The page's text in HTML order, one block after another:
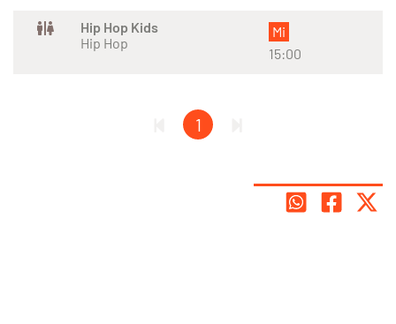
Hip Hop Kids
Hip Hop
Mi
15:00
1